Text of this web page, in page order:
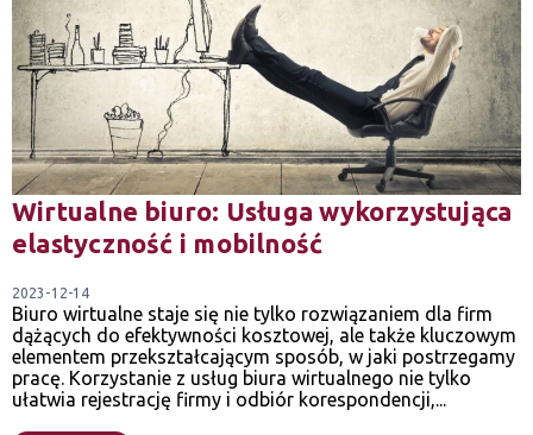
Wirtualne biuro: Usługa wykorzystująca
elastyczność i mobilność
2023-12-14
Biuro wirtualne staje się nie tylko rozwiązaniem dla firm
dążących do efektywności kosztowej, ale także kluczowym
elementem przekształcającym sposób, w jaki postrzegamy
pracę. Korzystanie z usług biura wirtualnego nie tylko
ułatwia rejestrację firmy i odbiór korespondencji,...